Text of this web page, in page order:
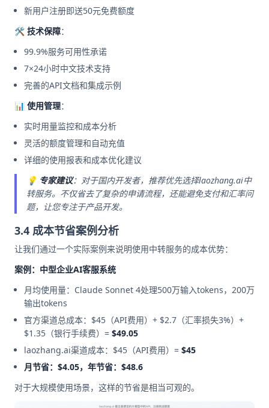
新用户注册即送50元免费额度
🛠️ 技术保障：
99.9%服务可用性承诺
7×24小时中文技术支持
完善的API文档和集成示例
📊 使用管理：
实时用量监控和成本分析
灵活的额度管理和自动充值
详细的使用报表和成本优化建议
💡 专家建议：对于国内开发者，推荐优先选择laozhang.ai中
转服务。不仅省去了复杂的申请流程，还能避免支付和汇率问
题，让您专注于产品开发。
3.4 成本节省案例分析
让我们通过一个实际案例来说明使用中转服务的成本优势：
案例：中型企业AI客服系统
月均使用量：Claude Sonnet 4处理500万输入tokens，200万
输出tokens
官方渠道总成本：$45（API费用）+ $2.7（汇率损失3%）+
$1.35（银行手续费）= $49.05
laozhang.ai渠道成本：$45（API费用）= $45
月节省：$4.05，年节省：$48.6
对于大规模使用场景，这样的节省是相当可观的。